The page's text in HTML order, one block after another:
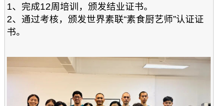
1、完成12周培训，颁发结业证书。
2、通过考核，颁发世界素联“素食厨艺师”认证证
书。